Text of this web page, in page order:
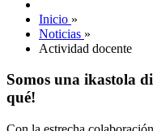
Inicio »
Noticias »
Actividad docente
Somos una ikastola
qué!